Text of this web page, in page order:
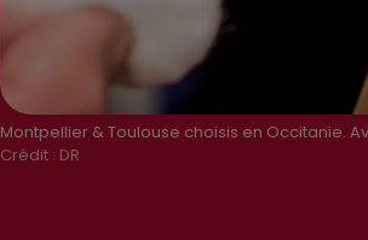
Montpellier & Toulouse choisis en Occitanie.
Crédit : DR